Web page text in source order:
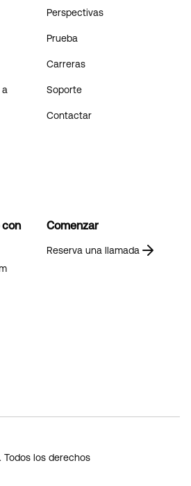
Comenzar
Reserva una llamada
Perspectivas
Prueba
Carreras
Soporte
Contactar
con
Todos los derechos